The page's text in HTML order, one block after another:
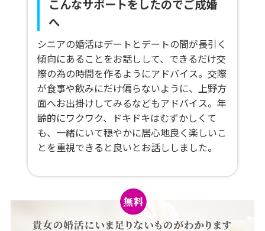
こんなサポートをしたのでご成婚
へ
シニアの婚活はデートとデートの間が長引く
傾向にあることをお話しして、できるだけ交
際の為の時間を作るようにアドバイス。交際
が食事や飲みにだけ偏らないように、上野方
面へお出掛けしてみるなどもアドバイス。年
齢的にワクワク、ドキドキはむずかしくて
も、一緒にいて穏やかに居心地良く楽しいこ
とを重視できると良いとお話ししました。